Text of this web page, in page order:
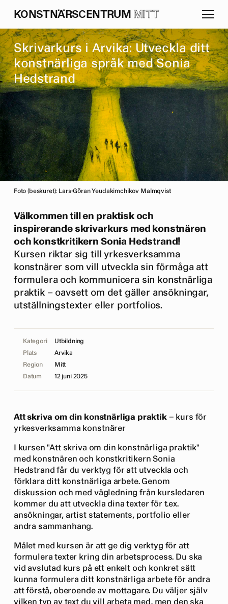
KONSTNÄRSCENTRUM MITT
Skrivarkurs i Arvika: Utveckla ditt
konstnärliga språk med Sonia
Hedstrand
Foto (beskuret): Lars-Göran Yeudakimchikov Malmqvist
Välkommen till en praktisk och
inspirerande skrivarkurs med konstnären
och konstkritikern Sonia Hedstrand!
Kursen riktar sig till yrkesverksamma
konstnärer som vill utveckla sin förmåga att
formulera och kommunicera sin konstnärliga
praktik – oavsett om det gäller ansökningar,
utställningstexter eller portfolios.
Kategori
Utbildning
Plats
Arvika
Region
Mitt
Datum
12 juni 2025
Att skriva om din konstnärliga praktik– kurs för
yrkesverksamma konstnärer
I kursen "Att skriva om din konstnärliga praktik"
med konstnären och konstkritikern Sonia
Hedstrand får du verktyg för att utveckla och
förklara ditt konstnärliga arbete. Genom
diskussion och med vägledning från kursledaren
kommer du att utveckla dina texter för t.ex.
ansökningar, artist statements, portfolio eller
andra sammanhang.
Målet med kursen är att ge dig verktyg för att
formulera texter kring din arbetsprocess. Du ska
vid avslutad kurs på ett enkelt och konkret sätt
kunna formulera ditt konstnärliga arbete för andra
att förstå, oberoende av mottagare. Du väljer själv